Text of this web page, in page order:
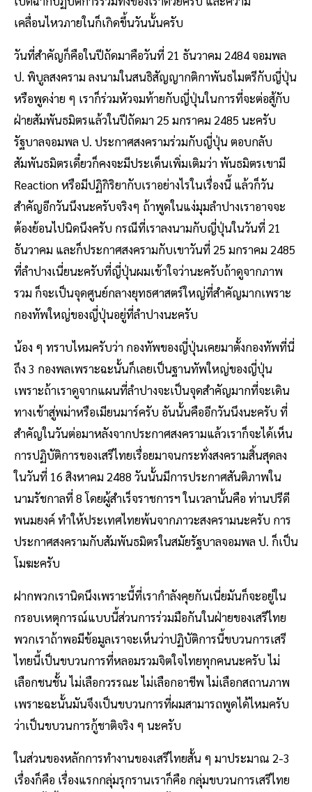
เคลื่อนไหวภายในก็เกิดขึ้นวันนั้นครับ
วันที่สำคัญก็คือในปีถัดมาคือวันที่ 21 ธันวาคม 2484 จอมพล
ป. พิบูลสงคราม ลงนามในสนธิสัญญากติกาพันธไมตรีกับญี่ปุ่น
หรือพูดง่าย ๆ เราก็ร่วมหัวจมท้ายกับญี่ปุ่นในการที่จะต่อสู้กับ
ฝ่ายสัมพันธมิตรแล้วในปีถัดมา 25 มกราคม 2485 นะครับ
รัฐบาลจอมพล ป. ประกาศสงครามร่วมกับญี่ปุ่น ตอบกลับ
สัมพันธมิตรเดี๋ยวก็คงจะมีประเด็นเพิ่มเติมว่า พันธมิตรเขามี
Reaction หรือมีปฏิกิริยากับเราอย่างไรในเรื่องนี้ แล้วก็วัน
สำคัญอีกวันนึงนะครับจริงๆ ถ้าพูดในแง่มุมลำปางเราอาจจะ
ต้องย้อนไปนิดนึงครับ กรณีที่เราลงนามกับญี่ปุ่นในวันที่ 21
ธันวาคม และก็ประกาศสงครามกับเขาวันที่ 25 มกราคม 2485
ที่ลำปางเนี่ยนะครับที่ญี่ปุ่นผมเข้าใจว่านะครับถ้าดูจากภาพ
รวม ก็จะเป็นจุดศูนย์กลางยุทธศาสตร์ใหญ่ที่สำคัญมากเพราะ
กองทัพใหญ่ของญี่ปุ่นอยู่ที่ลำปางนะครับ
น้อง ๆ ทราบไหมครับว่า กองทัพของญี่ปุ่นเคยมาตั้งกองทัพที่นี่
ถึง 3 กองพลเพราะฉะนั้นก็เลยเป็นฐานทัพใหญ่ของญี่ปุ่น
เพราะถ้าเราดูจากแผนที่ลำปางจะเป็นจุดสำคัญมากที่จะเดิน
ทางเข้าสู่พม่าหรือเมียนมาร์ครับ อันนั้นคืออีกวันนึงนะครับ ที่
สำคัญในวันต่อมาหลังจากประกาศสงครามแล้วเราก็จะได้เห็น
การปฏิบัติการของเสรีไทยเรื่อยมาจนกระทั่งสงครามสิ้นสุดลง
ในวันที่ 16 สิงหาคม 2488 วันนั้นมีการประกาศสันติภาพใน
นามรัชกาลที่ 8 โดยผู้สำเร็จราชการฯ ในเวลานั้นคือ ท่านปรีดี
พนมยงค์ ทำให้ประเทศไทยพ้นจากภาวะสงครามนะครับ การ
ประกาศสงครามกับสัมพันธมิตรในสมัยรัฐบาลจอมพล ป. ก็เป็น
โมฆะครับ
ฝากพวกเรานิดนึงเพราะนี้ที่เรากำลังคุยกันเนี่ยมันก็จะอยู่ใน
กรอบเหตุการณ์แบบนี้ส่วนการร่วมมือกันในฝ่ายของเสรีไทย
พวกเราถ้าพอมีข้อมูลเราจะเห็นว่าปฏิบัติการนี้ขบวนการเสรี
ไทยนี้เป็นขบวนการที่หลอมรวมจิตใจไทยทุกคนนะครับ ไม่
เลือกชนชั้น ไม่เลือกวรรณะ ไม่เลือกอาชีพ ไม่เลือกสถานภาพ
เพราะฉะนั้นมันจึงเป็นขบวนการที่ผมสามารถพูดได้ไหมครับ
ว่าเป็นขบวนการกู้ชาติจริง ๆ นะครับ
ในส่วนของหลักการทำงานของเสรีไทยสั้น ๆ มาประมาณ 2-3
เรื่องก็คือ เรื่องแรกกลุ่มรุกรานเราก็คือ กลุ่มขบวนการเสรีไทย